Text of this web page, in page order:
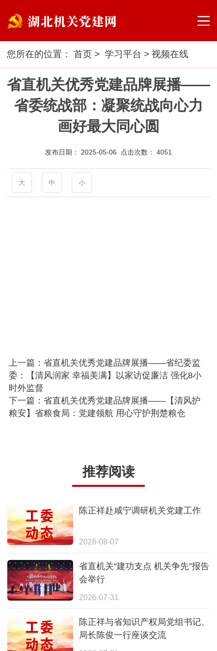
您所在的位置：首页 >学习平台 >视频在线
省直机关优秀党建品牌展播——
省委统战部：凝聚统战向心力
画好最大同心圆
发布日期： 2025-05-06 点击次数： 4051
大 中 小
上一篇：省直机关优秀党建品牌展播——省纪委监
委：【清风润家 幸福美满】以家访促廉洁 强化8小
时外监督
下一篇：省直机关优秀党建品牌展播——【清风护
粮安】省粮食局：党建领航 用心守护荆楚粮仓
推荐阅读
陈正祥赴咸宁调研机关党建工作
2026-08-07
省直机关“建功支点 机关争先”报告
会举行
2026-07-31
陈正祥与省知识产权局党组书记、
局长陈俊一行座谈交流